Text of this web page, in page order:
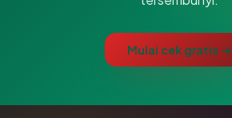
Mulai cek gratis →